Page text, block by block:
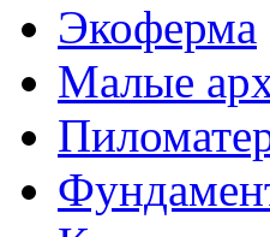
Экоферма
Малые